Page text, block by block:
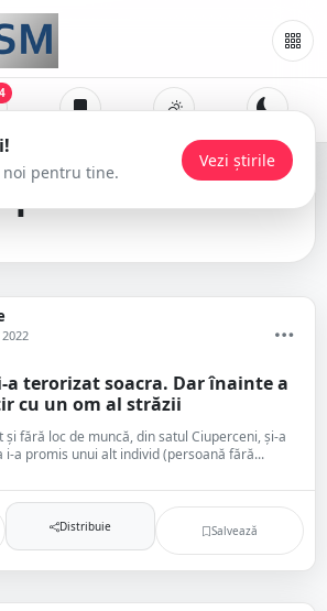
profanare
a terorizat soacra. Dar înainte a
cu un om al străzii
fără loc de muncă, din satul Ciuperceni, și-a
a promis unui alt individ (persoană fără...
Distribuie Salvează
noi pentru tine.
Vezi știrile